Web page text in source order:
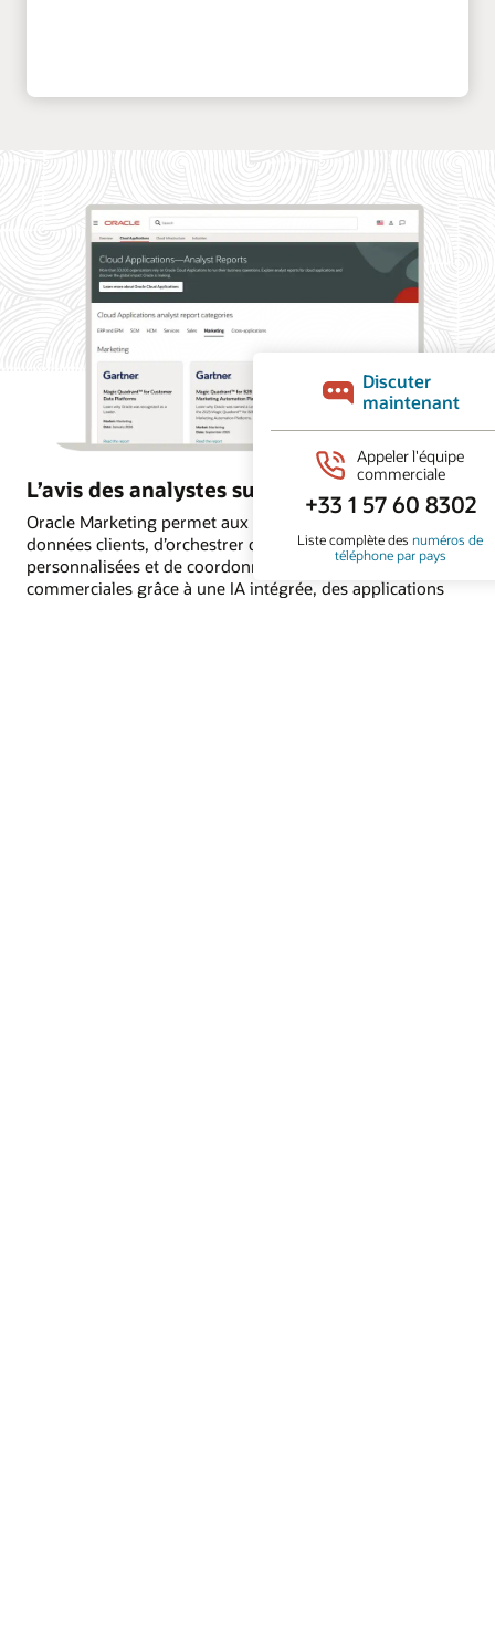
L’avis des analystes sur Oracle Marketing
Oracle Marketing permet aux organisations d’unifier les
données clients, d’orchestrer des campagnes
personnalisées et de coordonner les actions marketing et
commerciales grâce à une IA intégrée, des applications